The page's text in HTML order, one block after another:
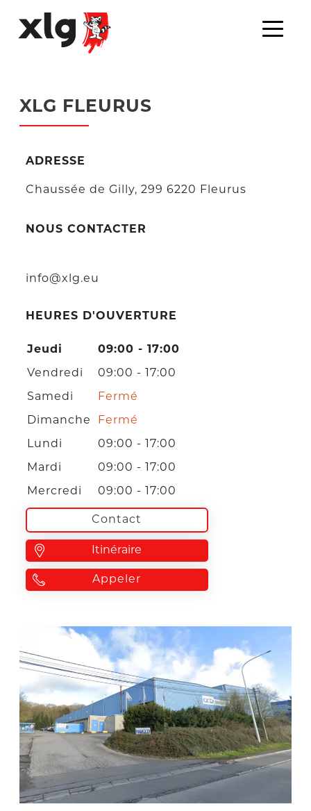
XLG FLEURUS
ADRESSE
Chaussée de Gilly, 299 6220 Fleurus
NOUS CONTACTER
info@xlg.eu
HEURES D'OUVERTURE
Jeudi 09:00 - 17:00
Vendredi 09:00 - 17:00
Samedi Fermé
Dimanche Fermé
Lundi 09:00 - 17:00
Mardi 09:00 - 17:00
Mercredi 09:00 - 17:00
Contact
Itinéraire
Appeler